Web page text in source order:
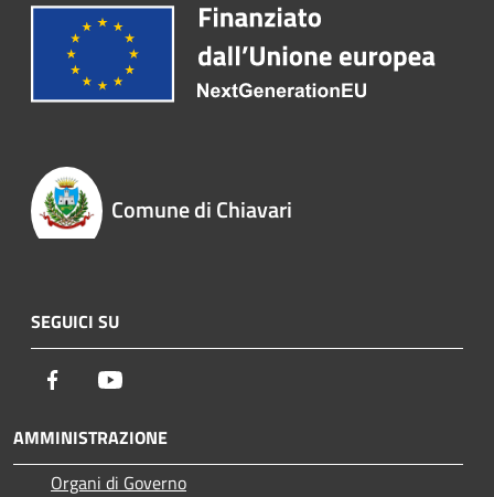
Comune di Chiavari
SEGUICI SU
Facebook
AMMINISTRAZIONE
Organi di Governo